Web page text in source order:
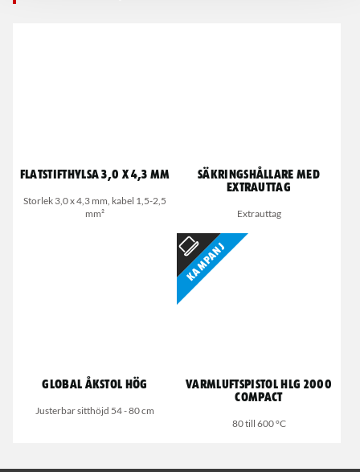
Flatstifthylsa 3,0 x 4,3 mm
Storlek 3,0 x 4,3 mm, kabel 1,5-2,5
mm²
Säkringshållare med
extrauttag
Extrauttag
Global åkstol hög
Justerbar sitthöjd 54 - 80 cm
Kampanj
Varmluftspistol HLG 2000
Compact
80 till 600 °C